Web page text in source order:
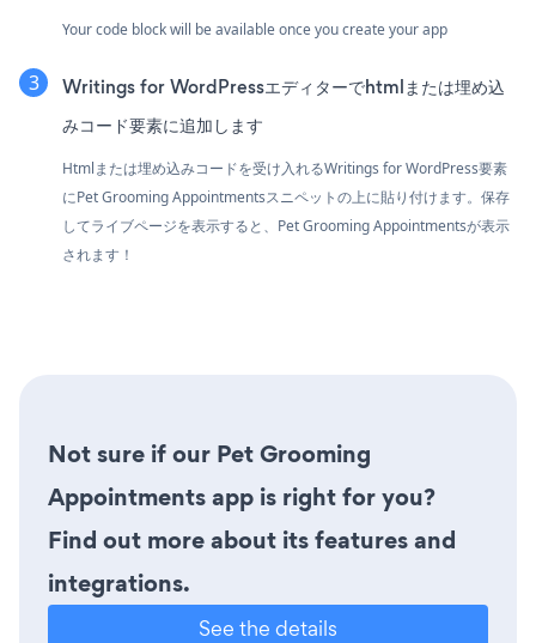
Your code block will be available once you create your app
Writings for WordPressエディターでhtmlまたは埋め込
みコード要素に追加します
Htmlまたは埋め込みコードを受け入れるWritings for WordPress要素
にPet Grooming Appointmentsスニペットの上に貼り付けます。保存
してライブページを表示すると、Pet Grooming Appointmentsが表示
されます！
Not sure if our Pet Grooming
Appointments app is right for you?
Find out more about its features and
integrations.
See the details